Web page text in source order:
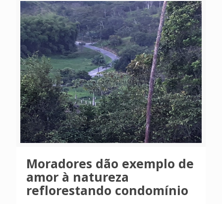
Moradores dão exemplo de
amor à natureza
reflorestando condomínio